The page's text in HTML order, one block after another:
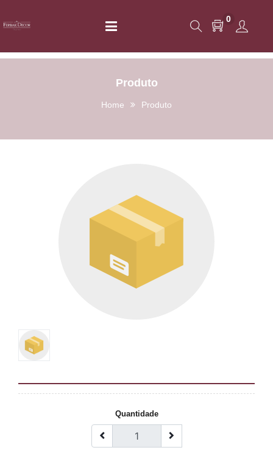
0
Produto
Home Produto
Quantidade